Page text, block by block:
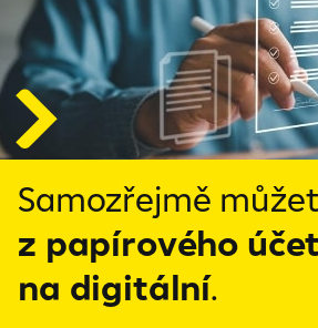
Samozřejmě
z papírového
na digitální.